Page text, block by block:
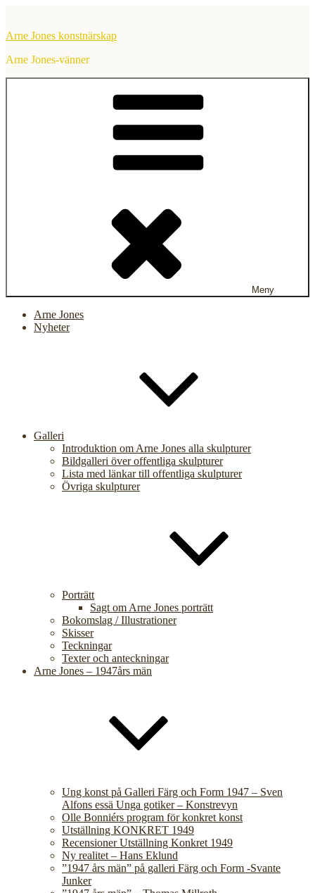
innehåll
Arne Jones konstnärskap
Arne Jones-vänner
Meny
Arne Jones
Nyheter
Galleri
Introduktion om Arne Jones alla skulpturer
Bildgalleri över offentliga skulpturer
Lista med länkar till offentliga skulpturer
Övriga skulpturer
Porträtt
Sagt om Arne Jones porträtt
Bokomslag / Illustrationer
Skisser
Teckningar
Texter och anteckningar
Arne Jones – 1947års män
Ung konst på Galleri Färg och Form 1947 – Sven
Alfons essä Unga gotiker – Konstrevyn
Olle Bonniérs program för konkret konst
Utställning KONKRET 1949
Recensioner Utställning Konkret 1949
Ny realitet – Hans Eklund
”1947 års män” på galleri Färg och Form -Svante
Junker